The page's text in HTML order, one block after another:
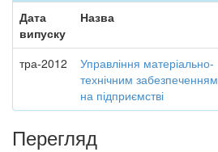
Дата
випуску
Назва
тра-2012
Управління матеріально-
технічним забезпеченням
на підприємстві
Перегляд